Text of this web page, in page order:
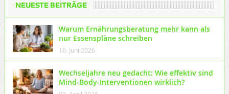
NEUESTE BEITRÄGE
Warum Ernährungsberatung mehr kann als
nur Essenspläne schreiben
10. Juni 2026
Wechseljahre neu gedacht: Wie effektiv sind
Mind-Body-Interventionen wirklich?